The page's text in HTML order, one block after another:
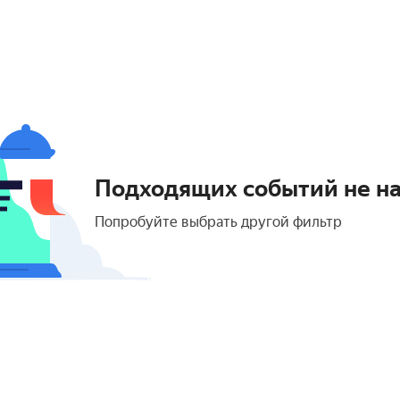
Подходящих событий не
Попробуйте выбрать другой фильтр